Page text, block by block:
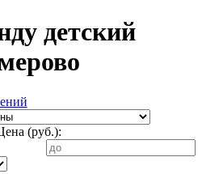
детский
(руб.):